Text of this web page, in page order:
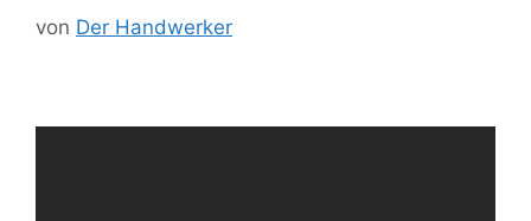
von Der Handwerker